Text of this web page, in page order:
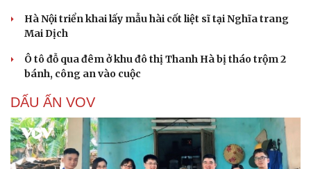
Hà Nội triển khai lấy mẫu hài cốt liệt sĩ tại Nghĩa trang
Mai Dịch
Ô tô đỗ qua đêm ở khu đô thị Thanh Hà bị tháo trộm 2
bánh, công an vào cuộc
DẤU ẤN VOV